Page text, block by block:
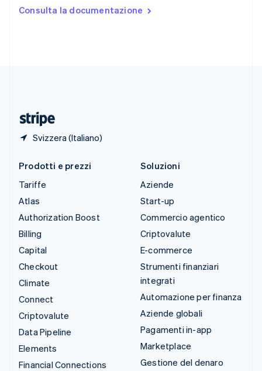
Consulta la documentazione
Svizzera (Italiano)
English Español简体中文
Prodotti e prezzi
Tariffe
Atlas
Authorization Boost
Billing
Capital
Checkout
Climate
Connect
Criptovalute
Data Pipeline
Elements
Financial Connections
Soluzioni
Aziende
Start-up
Commercio agentico
Criptovalute
E-commerce
Strumenti finanziari
integrati
Automazione per finanza
Aziende globali
Pagamenti in-app
Marketplace
Gestione del denaro